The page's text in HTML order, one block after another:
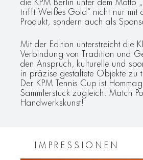
trifft Weißes Gold“ nicht nur mit
Produkt, sondern auch als
Mit der Edition unterstreicht die
Verbindung von Tradition und
den Anspruch, kulturelle und
in präzise gestaltete Objekte zu
Der KPM Tennis Cup ist
Sammlerstück zugleich. Match
Handwerkskunst!
IMPRESSIONEN